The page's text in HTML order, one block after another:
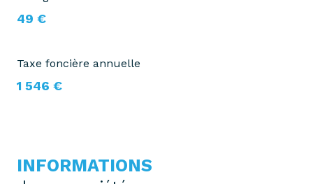
49 €
Taxe foncière annuelle
1 546 €
INFORMATIONS